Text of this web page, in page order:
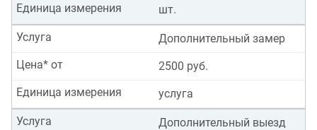
шт.
Единица измерения
Дополнительный замер
Услуга
2500 руб.
Цена* от
услуга
Единица измерения
Дополнительный выезд
Услуга